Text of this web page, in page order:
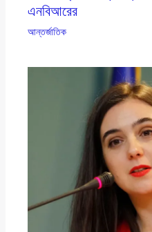
এনবিআরের
আন্তর্জাতিক